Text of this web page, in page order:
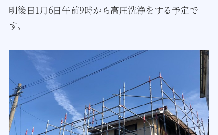
明後日1月6日午前9時から高圧洗浄をする予定で
す。